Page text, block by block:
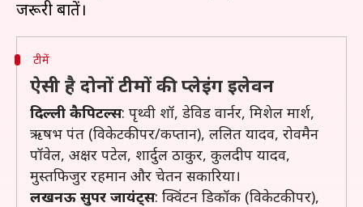
टीमें
ऐसी है दोनों टीमों की प्लेइंग इलेवन
दिल्ली कैपिटल्स: पृथ्वी शॉ, डेविड वार्नर, मिशेल मार्श,
ऋषभ पंत (विकेटकीपर/कप्तान), ललित यादव, रोवमैन
पॉवेल, अक्षर पटेल, शार्दुल ठाकुर, कुलदीप यादव,
मुस्तफिजुर रहमान और चेतन सकारिया।
लखनऊ सुपर जायंट्स: क्विंटन डिकॉक (विकेटकीपर),